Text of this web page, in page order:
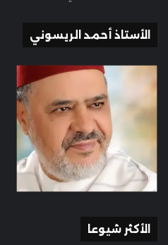
الأستاذ أحمد الريسوني
الأكثر شيوعا